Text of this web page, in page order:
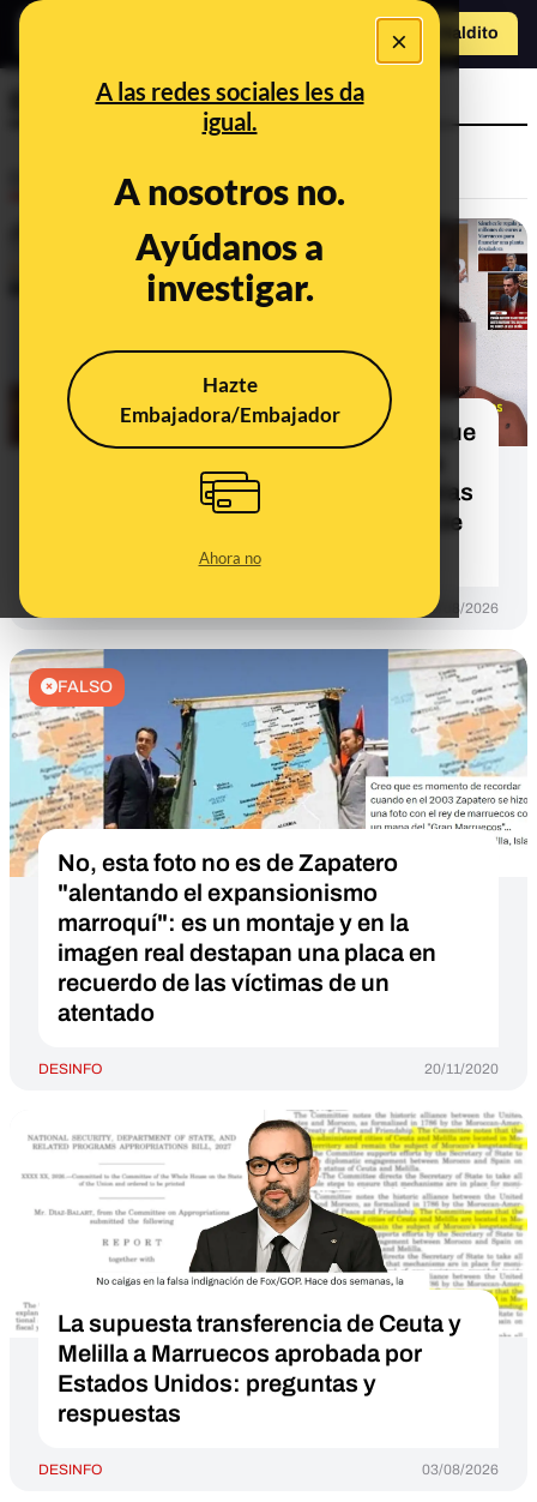
×
A las redes sociales les da
igual.
A nosotros no.
Ayúdanos a
investigar.
Hazte
Embajadora/Embajador
Ahora no
Hazte Maldito
España
Cuidado con el vídeo que asegura que
poner placas solares porque Bruselas
quiere convertir España "en la pila de
06/08/2026
FALSO
No, esta foto no es de Zapatero
"alentando el expansionismo
marroquí": es un montaje y en la
imagen real destapan una placa en
recuerdo de las víctimas de un
atentado
DESINFO 20/11/2020
La supuesta transferencia de Ceuta y
Melilla a Marruecos aprobada por
Estados Unidos: preguntas y
respuestas
DESINFO 03/08/2026